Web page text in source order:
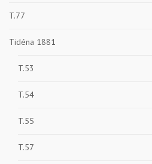
T.77
Tidéna 1881
T.53
T.54
T.55
T.57